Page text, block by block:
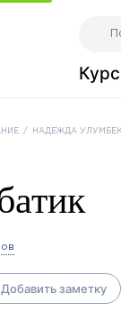
/ НАДЕЖДА
Добавить заметку